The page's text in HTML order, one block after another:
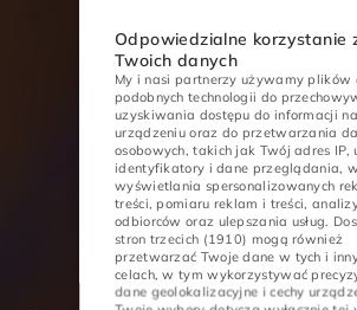
Odpowiedzialne korzystanie
Twoich danych
My i nasi partnerzy używamy plików
podobnych technologii do
uzyskiwania dostępu do informacji
urządzeniu oraz do przetwarzania
osobowych, takich jak Twój adres IP,
identyfikatory i dane przeglądania,
wyświetlania spersonalizowanych
treści, pomiaru reklam i treści,
odbiorców oraz ulepszania usług.
stron trzecich (1910) mogą również
przetwarzać Twoje dane w tych i
celach, w tym wykorzystywać
dane geolokalizacyjne i cechy